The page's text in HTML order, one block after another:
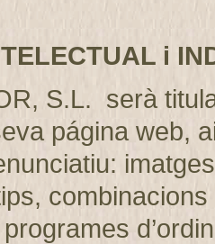
i
S.L. serà
página web,